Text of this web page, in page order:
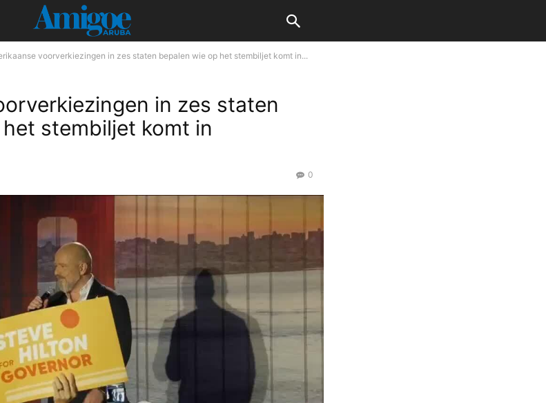
voorverkiezingen in zes staten bepalen wie op het stembiljet komt in...
in zes staten
stembiljet komt in
0